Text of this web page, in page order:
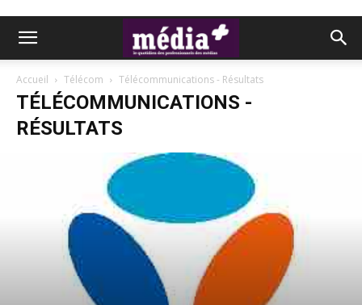
Accueil Télécom Télécommunications - Résultats
TÉLÉCOMMUNICATIONS -
RÉSULTATS